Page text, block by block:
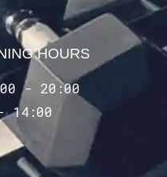
HOURS
- 20:00
14:00